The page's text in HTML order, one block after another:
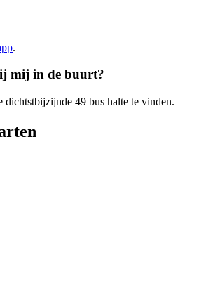
.
mij in de buurt?
dichtstbijzijnde 49 bus halte te vinden.